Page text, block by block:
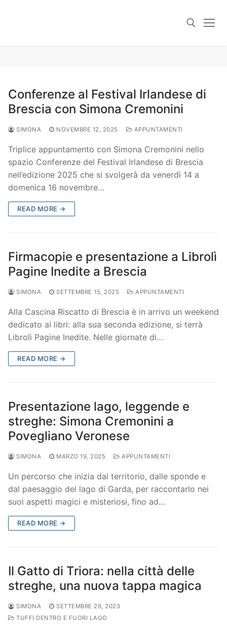
Conferenze al Festival Irlandese di
Brescia con Simona Cremonini
SIMONA NOVEMBRE 12, 2025 APPUNTAMENTI
Triplice appuntamento con Simona Cremonini nello
spazio Conferenze del Festival Irlandese di Brescia
nell’edizione 2025 che si svolgerà da venerdì 14 a
domenica 16 novembre…
READ MORE →
Firmacopie e presentazione a Librolì
Pagine Inedite a Brescia
SIMONA SETTEMBRE 15, 2025 APPUNTAMENTI
Alla Cascina Riscatto di Brescia è in arrivo un weekend
dedicato ai libri: alla sua seconda edizione, si terrà
Librolì Pagine Inedite. Nelle giornate di…
READ MORE →
Presentazione lago, leggende e
streghe: Simona Cremonini a
Povegliano Veronese
SIMONA MARZO 19, 2025 APPUNTAMENTI
Un percorso che inizia dal territorio, dalle sponde e
dal paesaggio del lago di Garda, per raccontarlo nei
suoi aspetti magici e misteriosi, fino ad…
READ MORE →
Il Gatto di Triora: nella città delle
streghe, una nuova tappa magica
SIMONA
SETTEMBRE 26, 2023
TUFFI DENTRO E FUORI LAGO